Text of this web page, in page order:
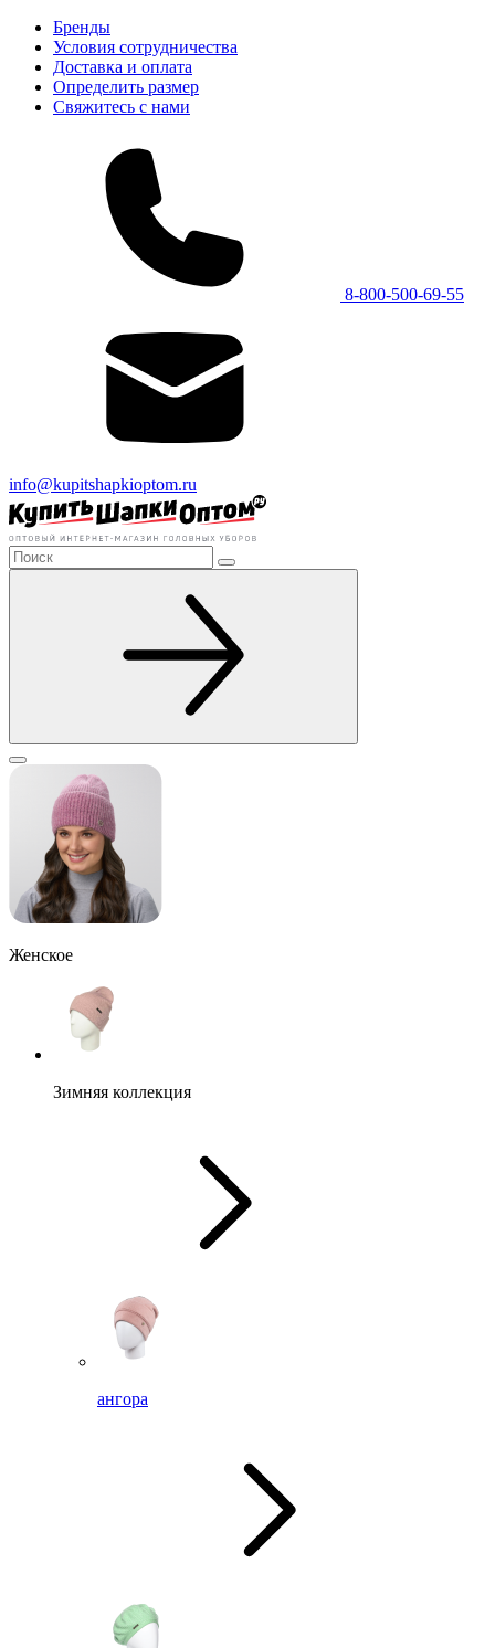
Бренды
Условия сотрудничества
Доставка и оплата
Определить размер
Свяжитесь с нами
8-800-500-69-55
info@kupitshapkioptom.ru
Женское
Зимняя коллекция
ангора